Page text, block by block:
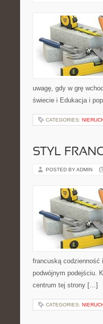
uwagę, gdy w grę
świecie i Edukacja i
CATEGORIES:
STYL
POSTED BY ADMIN
francuską codzienność
podwójnym podejściu.
centrum tej strony […]
CATEGORIES: